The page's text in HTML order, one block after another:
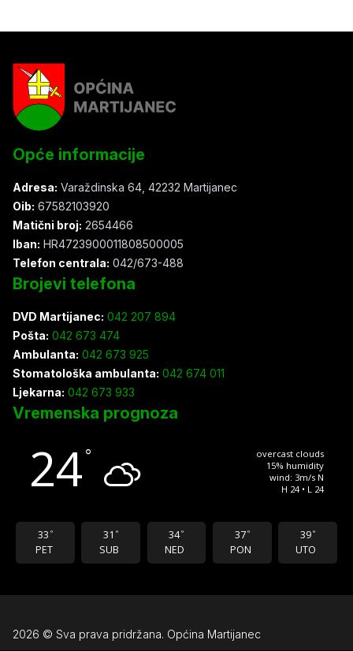
Opće informacije
Adresa: Varaždinska 64, 42232 Martijanec
Oib: 67582103920
Matični broj: 2654466
Iban: HR4723900011808500005
Telefon centrala: 042/673-488
Brojevi telefona
DVD Martijanec: 042 207 894
Pošta: 042 673 474
Ambulanta: 042 673 925
Stomatološka ambulanta: 042 674 011
Ljekarna: 042 673 933
Vremenska prognoza
24°
overcast clouds
15% humidity
wind: 3m/s N
H 24 • L 24
33 °
PET
31 °
SUB
34 °
NED
37 °
PON
39 °
UTO
2026 © Sva prava pridržana. Općina Martijanec